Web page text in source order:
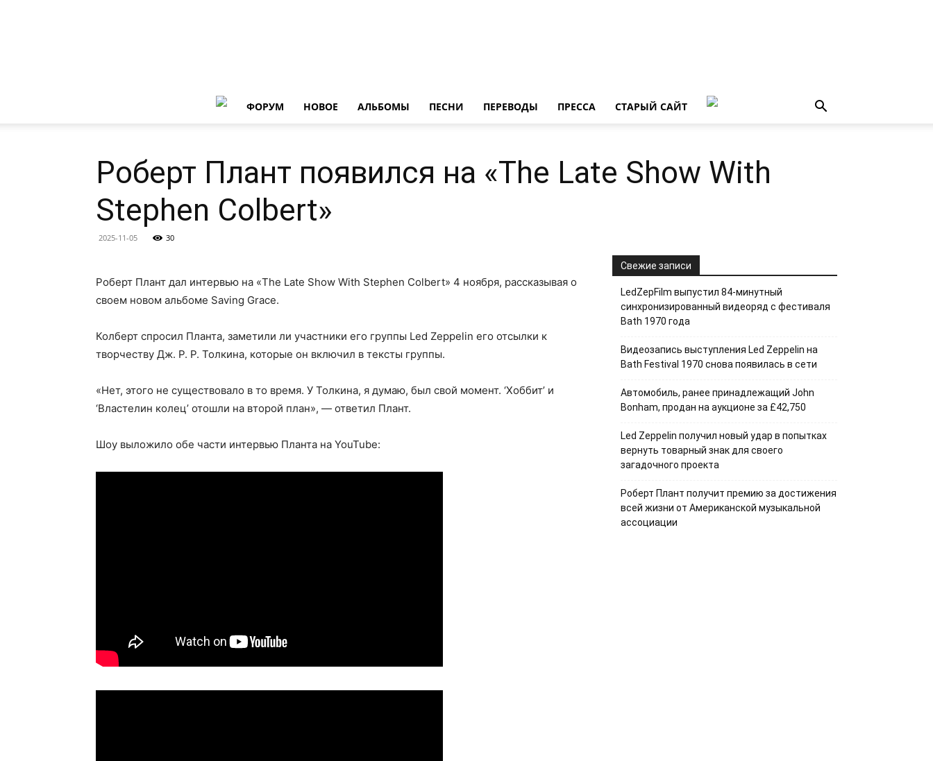
ФОРУМ НОВОE АЛЬБОМЫ ПЕСНИ ПЕРЕВОДЫ ПРЕССА СТАРЫЙ САЙТ
Роберт Плант появился на «The Late Show With
Stephen Colbert»
2025-11-05 30
Роберт Плант дал интервью на «The Late Show With Stephen Colbert» 4 ноября, рассказывая о
своем новом альбоме Saving Grace.
Колберт спросил Планта, заметили ли участники его группы Led Zeppelin его отсылки к
творчеству Дж. Р. Р. Толкина, которые он включил в тексты группы.
«Нет, этого не существовало в то время. У Толкина, я думаю, был свой момент. ‘Хоббит’ и
‘Властелин колец’ отошли на второй план», — ответил Плант.
Шоу выложило обе части интервью Планта на YouTube:
Свежие записи
LedZepFilm выпустил 84-минутный
синхронизированный видеоряд с фестиваля
Bath 1970 года
Видеозапись выступления Led Zeppelin на
Bath Festival 1970 снова появилась в сети
Автомобиль, ранее принадлежащий John
Bonham, продан на аукционе за £42,750
Led Zeppelin получил новый удар в попытках
вернуть товарный знак для своего
загадочного проекта
Роберт Плант получит премию за достижения
всей жизни от Американской музыкальной
ассоциации